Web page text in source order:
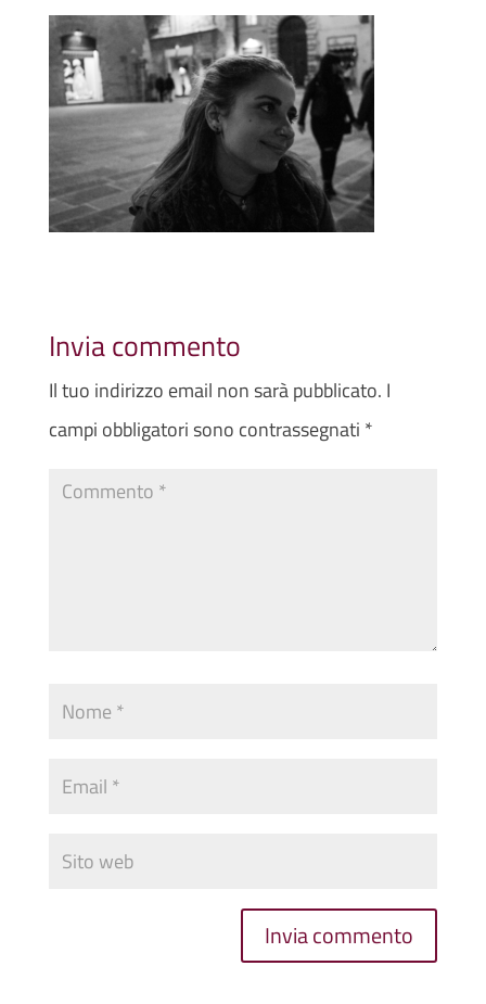
Invia commento
Il tuo indirizzo email non sarà pubblicato. I
campi obbligatori sono contrassegnati *